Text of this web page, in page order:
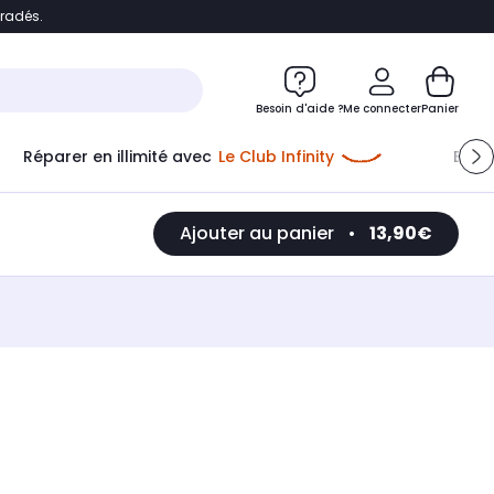
Accéder directement au chatbot
Besoin d'aide ?Me connecter
Me connecter
Nouveau clientCréer mon compte
ou me connecter avec
Panier
Réparer en illimité avec Le Club Infinity
Ajouter au panier • 13,90€